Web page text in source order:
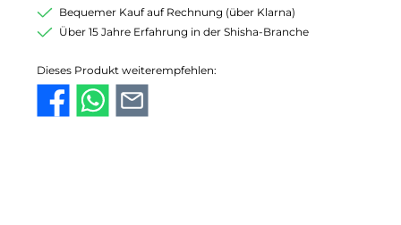
Bequemer Kauf auf Rechnung (über Klarna)
Über 15 Jahre Erfahrung in der Shisha-Branche
Dieses Produkt weiterempfehlen: